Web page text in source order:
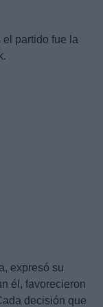
el partido fue la
expresó su
él, favorecieron
decisión que